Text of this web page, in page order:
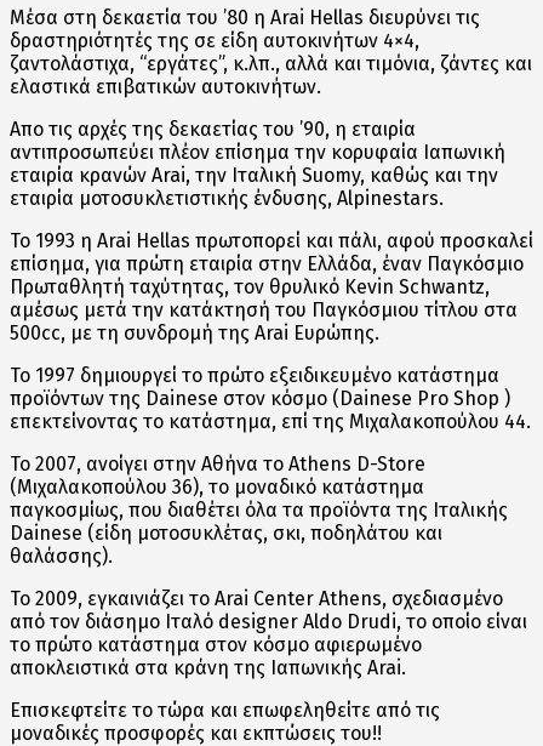
Mέσα στη δεκαετία του ’80 η Arai Hellas διευρύνει τις
δραστηριότητές της σε είδη αυτοκινήτων 4×4,
ζαντολάστιχα, “εργάτες”, κ.λπ., αλλά και τιμόνια, ζάντες και
ελαστικά επιβατικών αυτοκινήτων.
Απο τις αρχές της δεκαετίας του ’90, η εταιρία
αντιπροσωπεύει πλέον επίσημα την κορυφαία Ιαπωνική
εταιρία κρανών Arai, την Ιταλική Suomy, καθώς και την
εταιρία μοτοσυκλετιστικής ένδυσης, Alpinestars.
To 1993 η Arai Hellas πρωτοπορεί και πάλι, αφού προσκαλεί
επίσημα, για πρώτη εταιρία στην Ελλάδα, έναν Παγκόσμιο
Πρωταθλητή ταχύτητας, τον θρυλικό Kevin Schwantz,
αμέσως μετά την κατάκτησή του Παγκόσμιου τίτλου στα
500cc, με τη συνδρομή της Arai Ευρώπης.
Το 1997 δημιουργεί το πρώτο εξειδικευμένο κατάστημα
προϊόντων της Dainese στον κόσμο (Dainese Pro Shop )
επεκτείνοντας το κατάστημα, επί της Μιχαλακοπούλου 44.
Το 2007, ανοίγει στην Αθήνα το Athens D-Store
(Μιχαλακοπούλου 36), το μοναδικό κατάστημα
παγκοσμίως, που διαθέτει όλα τα προϊόντα της Ιταλικής
Dainese (είδη μοτοσυκλέτας, σκι, ποδηλάτου και
θαλάσσης).
Το 2009, εγκαινιάζει το Αrai Center Athens, σχεδιασμένο
από τον διάσημο Ιταλό designer Aldo Drudi, το οποίο είναι
το πρώτο κατάστημα στον κόσμο αφιερωμένο
αποκλειστικά στα κράνη της Ιαπωνικής Arai.
Επισκεφτείτε το τώρα και επωφεληθείτε από τις
μοναδικές προσφορές και εκπτώσεις του!!